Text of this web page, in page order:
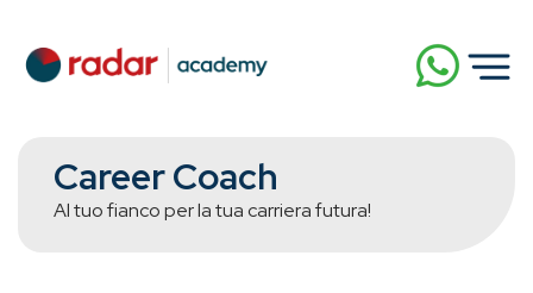
Career Coach
Al tuo fianco per la tua carriera futura!